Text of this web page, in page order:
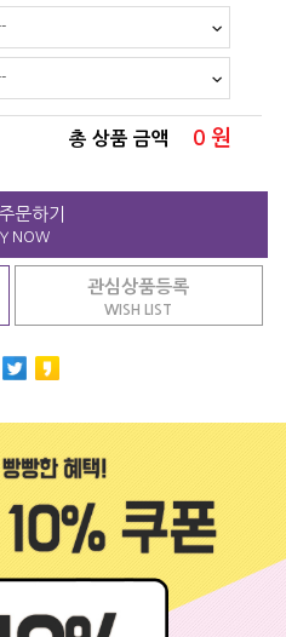
총 상품 금액 0 원
문하기
NOW
관심상품등록
WISH LIST